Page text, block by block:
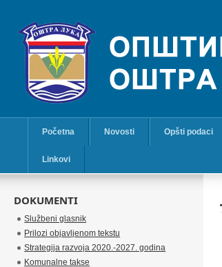
Početna Novosti Opšti podaci
Linkovi
DOKUMENTI
Službeni glasnik
Prilozi objavljenom tekstu
Strategija razvoja 2020.-2027. godina
Komunalne takse